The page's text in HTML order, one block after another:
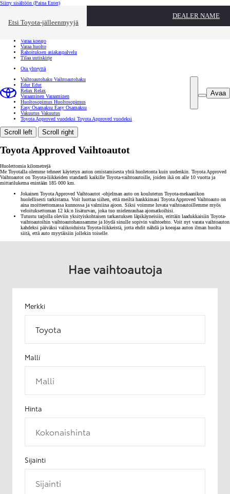
Siirry sisältöön (Paina Enter)
Etsi Toyota-jälleenmyyjä
DEALER NAME
Toyota palvelee Sulje
Varaa koeajo
Varaa huolto
Rahoituksen asiakaspalvelu
Tilaa uutiskirje
Ota yhteyttä
Avaa
Vaihtoautohaku Vaihtoautohaku
Edut Edut
Relax Relax
Varaaminen Varaaminen
Huoltosopimus Huoltosopimus
Easy Osamaksu Easy Osamaksu
Vakuutus Vakuutus
Toyota Approved vuodeksi Toyota Approved vuodeksi
Scroll left Scroll right
Toyota Approved Vaihtoautot
Huolettomia kilometrejä
Me Toyotalla olemme tehneet käytetyn auton omistamisesta yhtä huoletonta kuin uudenkin. Toyota Approved
Vaihtoautot on Toyota-liikkeiden standardi kaikille Toyota-vaihtoautoille, joiden ikä on alle 10 vuotta ja
mittarilukema enintään 185 000 km.
Jokainen Toyota Approved Vaihtoautot -ohjelman auto on koulutetun Toyota-mekaanikon
huolellisesti tarkistama. Voit luottaa siihen, että meiltä hankkimasi Toyota Approved Vaihtoauto on
aina moitteettomassa kunnossa ja valmiina ajoon. Siksi voimme luvata vaihtoautoillemme myös
veloituksettoman 12 kk:n lisäturvan, joka tuo mielenrauhaa ajomatkoihisi.
Tutustu tarjolla oleviin yksityiskohtaisen tarkastuksen läpikäyneisiin, erittäin laadukkaisiin Toyota-
vaihtoautoihin vaihtoautohaussamme ja löydä sinulle sopivin vaihtoehto. Voit nyt varata vaihtoauton
kahdeksi päiväksi valikoiduista Toyota-liikkeistä, jotta ehdit nähdä ja koeajaa auton ilman huolta
siitä, että auto myytäisiin jollekin toiselle.
Hae vaihtoautoja
Merkki
Toyota
Malli
Malli
Hinta
Kokonaishinta
Sijainti
Sijainti